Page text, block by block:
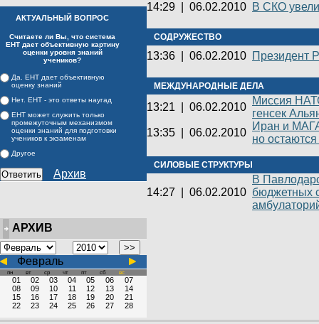
АКТУАЛЬНЫЙ ВОПРОС
Считаете ли Вы, что система
ЕНТ дает объективную картину
оценки уровня знаний
учеников?
Да. ЕНТ дает объективную
оценку знаний
Нет. ЕНТ - это ответы наугад
ЕНТ может служить только
промежуточным механизмом
оценки знаний для подготовки
учеников к экзаменам
Другое
Архив
АРХИВ
Февраль
пн вт ср чт пт сб вс
01 02 03 04 05 06
07
08
09 10 11 12 13
14
15
16 17 18 19 20
21
22
23 24 25 26 27 28
14:29 06.02.2010 В СКО
СОДРУЖЕСТВО
13:36 06.02.2010 Президент
МЕЖДУНАРОДНЫЕ ДЕЛА
13:21 06.02.2010
Миссия
генсек
13:35
06.02.2010
Иран и
но
СИЛОВЫЕ СТРУКТУРЫ
14:27 06.02.2010
В
бюджетных